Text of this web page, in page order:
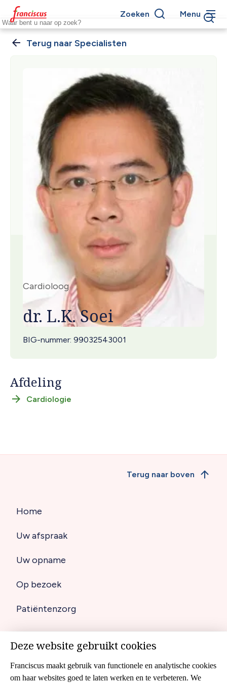
Overslaan
en
naar
Keywords
Zoeken Menu
Specialisten
Cardioloog
dr. L.K. Soei
BIG-nummer 99032543001
Afdeling
Cardiologie
(footer)
Home
Uw afspraak
Uw opname
Op bezoek
Patiëntenzorg
Footer
Disclaimer
Cookies
Terug naar boven
Deze website gebruikt cookies
Franciscus maakt gebruik van functionele en analytische cookies
om haar websites goed te laten werken en te verbeteren. We